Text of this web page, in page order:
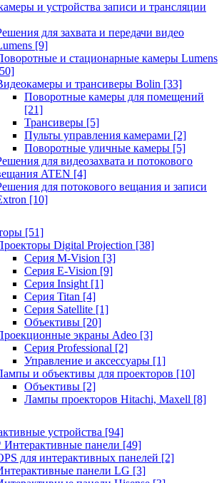
и устройства записи и трансляции
для захвата и передачи видео
[9]
и стационарные камеры Lumens
и трансиверы Bolin [33]
Поворотные камеры для помещений
[21]
Трансиверы [5]
Пульты управления камерами [2]
Поворотные уличные камеры [5]
для видеозахвата и потокового
ATEN [4]
для потокового вещания и записи
[10]
[51]
Digital Projection [38]
Серия M-Vision [3]
Серия E-Vision [9]
Серия Insight [1]
Серия Titan [4]
Серия Satellite [1]
Объективы [20]
экраны Adeo [3]
Серия Professional [2]
Управление и аксессуары [1]
и объективы для проекторов [10]
Объективы [2]
Лампы проекторов Hitachi, Maxell [8]
устройства [94]
Интерактивные панели [49]
для интерактивных панелей [2]
панели LG [3]